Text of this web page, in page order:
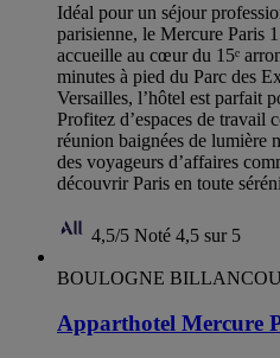
Idéal pour un séjour
parisienne, le Mercure Paris
accueille au cœur du 15ᵉ
minutes à pied du Parc des
Versailles, l’hôtel est parfait
Profitez d’espaces de travail
réunion baignées de lumière
des voyageurs d’affaires
découvrir Paris en toute
4,5/5 Noté 4,5 sur 5
BOULOGNE
Apparthotel Mercure